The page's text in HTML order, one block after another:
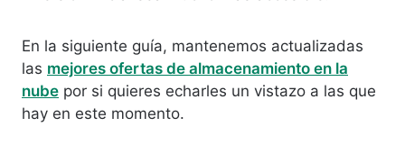
En la siguiente guía, mantenemos actualizadas
las mejores ofertas de almacenamiento en la
nube por si quieres echarles un vistazo a las que
hay en este momento.